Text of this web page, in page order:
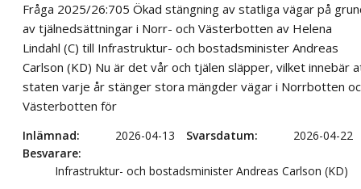
Fråga 2025/26:705 Ökad stängning av statliga vägar på
av tjälnedsättningar i Norr- och Västerbotten av Helena
Lindahl (C) till Infrastruktur- och bostadsminister Andreas
Carlson (KD) Nu är det vår och tjälen släpper, vilket innebär
staten varje år stänger stora mängder vägar i Norrbotten
Västerbotten för
Inlämnad 2026-04-13 Svarsdatum
2026-04-22
Besvarare
Infrastruktur- och bostadsminister Andreas Carlson (KD)